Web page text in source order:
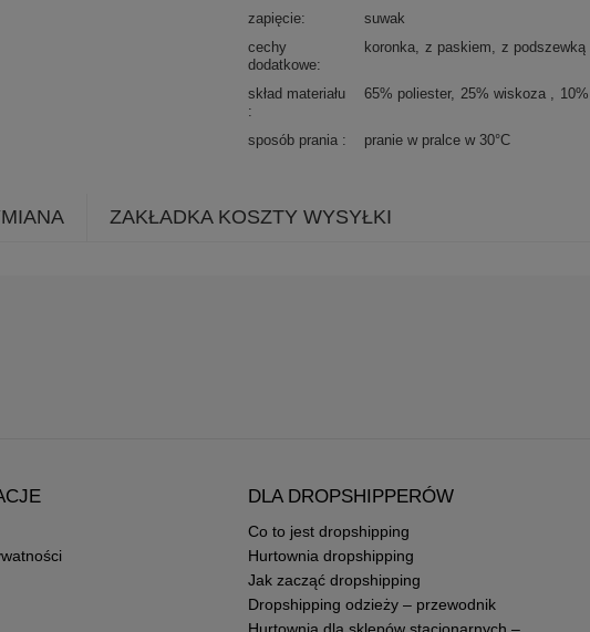
zapięcie
suwak
cechy
dodatkowe
koronka z paskiem z podszewką
skład materiału 65% poliester 25% wiskoza
sposób prania pranie w pralce w 30°C
ZAKŁADKA KOSZTY WYSYŁKI
DLA DROPSHIPPERÓW
Co to jest dropshipping
Hurtownia dropshipping
Jak zacząć dropshipping
Dropshipping odzieży – przewodnik